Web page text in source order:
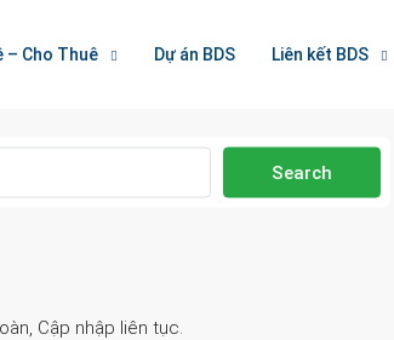
– Cho Thuê Dự án BDS Liên kết BDS
Houzez
Search
Cập nhập liên tục.